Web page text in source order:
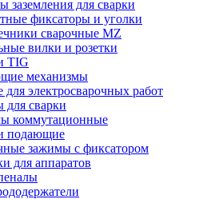
заземления для сварки
фиксаторы и уголки
сварочные MZ
вилки и розетки
TIG
механизмы
для электросварочных работ
для сварки
коммутационные
подающие
зажимы с фиксатором
для аппаратов